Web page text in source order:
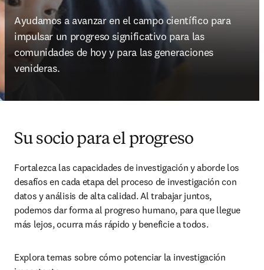
Ayudamos a avanzar en el campo científico para
impulsar un progreso significativo para las
comunidades de hoy y para las generaciones
venideras.
Su socio para el progreso
Fortalezca las capacidades de investigación y aborde los
desafíos en cada etapa del proceso de investigación con
datos y análisis de alta calidad. Al trabajar juntos,
podemos dar forma al progreso humano, para que llegue
más lejos, ocurra más rápido y beneficie a todos.
Explora temas sobre cómo potenciar la investigación